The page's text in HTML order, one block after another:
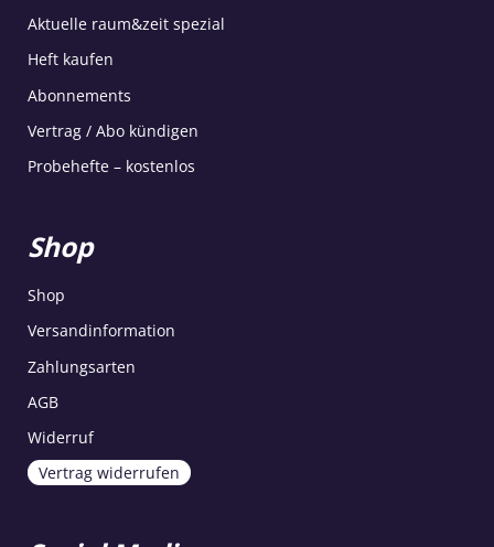
Aktuelle raum&zeit spezial
Heft kaufen
Abonnements
Vertrag / Abo kündigen
Probehefte – kostenlos
Shop
Shop
Versandinformation
Zahlungsarten
AGB
Widerruf
Vertrag widerrufen